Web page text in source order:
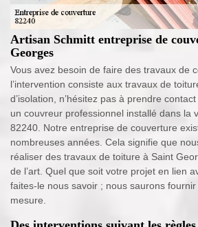
Artisan Schmitt entreprise de
Georges
Vous avez besoin de faire des travaux de
l’intervention consiste aux travaux de
d’isolation, n’hésitez pas à prendre
un couvreur professionnel installé dans la
82240. Notre entreprise de couverture
nombreuses années. Cela signifie que
réaliser des travaux de toiture à Saint
de l’art. Quel que soit votre projet en lien
faites-le nous savoir ; nous saurons
mesure.